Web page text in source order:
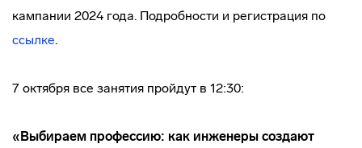
кампании 2024 года. Подробности и регистрация по
ссылке.
7 октября все занятия пройдут в 12:30:
«Выбираем профессию: как инженеры создают